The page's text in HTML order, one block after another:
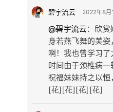
碧宇流云 2022年8
@碧宇流云： 欣赏
身若燕飞舞的美
啊！我也曾学习
时间由于颈椎病一
祝福妹妹持之以
[花][花][花][花]